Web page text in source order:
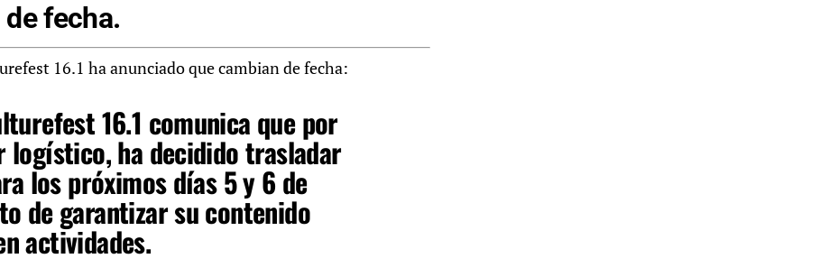
fecha.
16.1 ha anunciado que cambian de fecha:
16.1 comunica que por
logístico, ha decidido trasladar
los próximos días 5 y 6 de
de garantizar su contenido
actividades.